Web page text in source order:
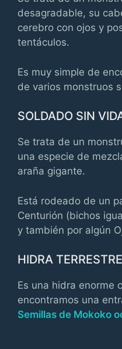
desagradable, su
cerebro con ojos y
tentáculos.
Es muy simple de
de varios monstruos
SOLDADO SIN
Se trata de un
una especie de
araña gigante.
Está rodeado de un
Centurión (bichos
y también por algún
HIDRA TERRESTRE
Es una hidra enorme
encontramos una
Semillas de Mokoko